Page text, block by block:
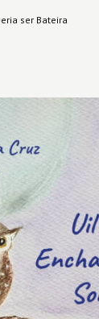
ser Bateira